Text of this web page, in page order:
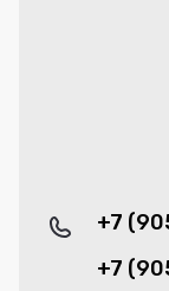
+7
+7